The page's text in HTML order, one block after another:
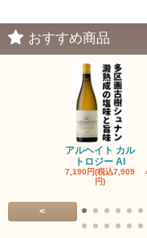
おすすめ商品
アルヘイト カル
トロジー Al
7,190円(税込7,909
円)
<